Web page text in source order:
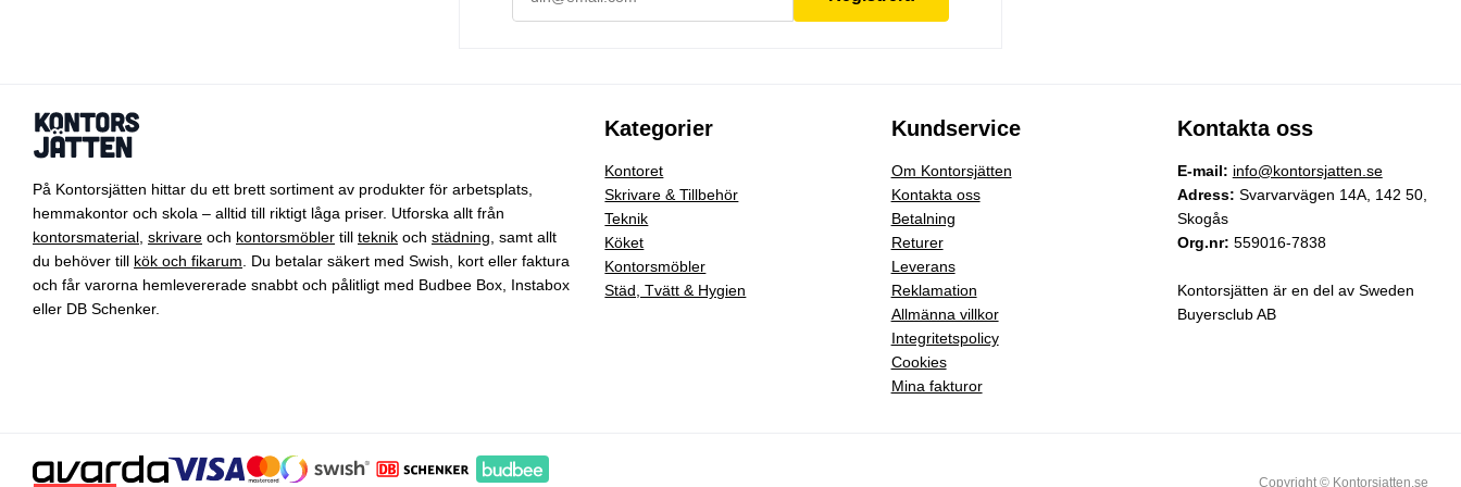
På Kontorsjätten hittar du ett brett sortiment av produkter för arbetsplats,
hemmakontor och skola – alltid till riktigt låga priser. Utforska allt från
kontorsmaterial skrivare och kontorsmöbler till teknik och städning , samt allt
du behöver till kök och fikarum . Du betalar säkert med Swish, kort eller faktura
och får varorna hemlevererade snabbt och pålitligt med Budbee Box, Instabox
eller DB Schenker.
Kategorier
Kontoret
Skrivare & Tillbehör
Teknik
Köket
Kontorsmöbler
Städ, Tvätt & Hygien
Kundservice
Om Kontorsjätten
Kontakta oss
Betalning
Returer
Leverans
Reklamation
Allmänna villkor
Integritetspolicy
Cookies
Mina fakturor
Kontakta oss
E-mail: info@kontorsjatten.se
Adress: Svarvarvägen 14A, 142 50,
Skogås
Org.nr: 559016-7838
Kontorsjätten är en del av Sweden
Buyersclub AB
Copyright © Kontorsjatten.se